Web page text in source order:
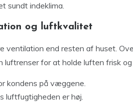
sundt indeklima.
og luftkvalitet
ventilation end resten af huset.
luftrenser for at holde luften frisk
kondens på væggene.
luftfugtigheden er høj.